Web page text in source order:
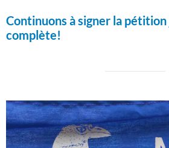
Continuons à signer la
complète!